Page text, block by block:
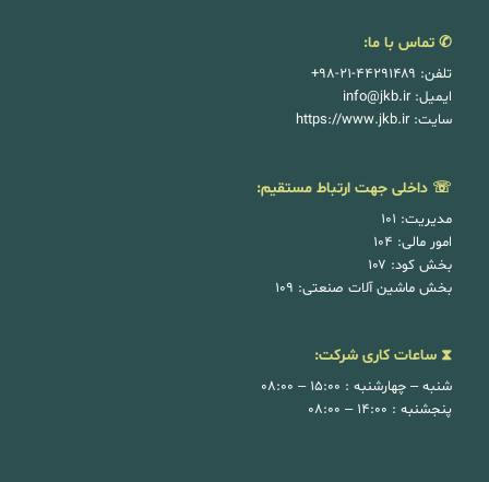
✆ تماس با ما:
تلفن: ۴۴۲۹۱۴۸۹-۲۱-۹۸+
ایمیل:info@jkb.ir
سایت:https://www.jkb.ir
☏ داخلی جهت ارتباط مستقیم:
مدیریت: ۱۰۱
امور مالی: ۱۰۴
بخش کود: ۱۰۷
بخش ماشین آلات صنعتی: ۱۰۹
⧗ ساعات کاری شرکت:
شنبه – چهارشنبه : ۱۵:۰۰ – ۰۸:۰۰
پنجشنبه : ۱۴:۰۰ – ۰۸:۰۰